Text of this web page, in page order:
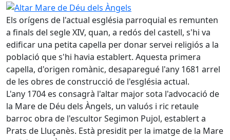
Altar Mare de Déu dels Àngels
Els orígens de l'actual església parroquial es remunten
a finals del segle XIV, quan, a redós del castell, s'hi va
edificar una petita capella per donar servei religiós a la
població que s'hi havia establert. Aquesta primera
capella, d'origen romànic, desaparegué l'any 1681 arrel
de les obres de construcció de l'església actual.
L'any 1704 es consagrà l'altar major sota l'advocació de
la Mare de Déu dels Àngels, un valuós i ric retaule
barroc obra de l'escultor Segimon Pujol, establert a
Prats de Lluçanès. Està presidit per la imatge de la Mare